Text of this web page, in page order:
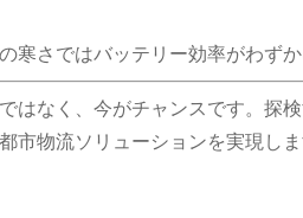
さではバッテリー効率がわず
はなく、今がチャンスです。探
市物流ソリューションを実現しま